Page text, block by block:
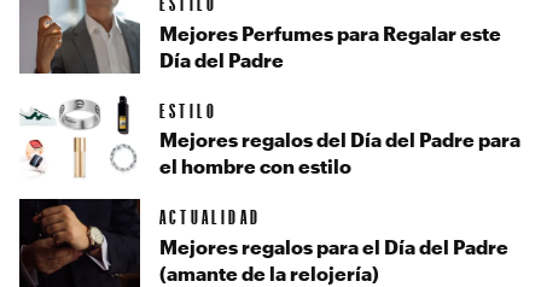
Mejores Perfumes para Regalar este
Día del Padre
ESTILO
Mejores regalos del Día del Padre para
el hombre con estilo
ACTUALIDAD
Mejores regalos para el Día del Padre
(amante de la relojería)